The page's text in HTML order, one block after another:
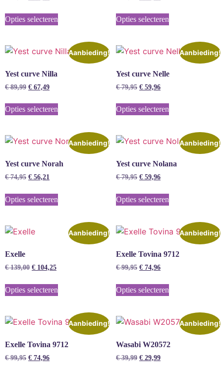
Opties selecteren Opties selecteren
Aanbieding!
Yest curve Nilla
€89,99 € 67,49
Opties selecteren
Aanbieding!
Yest curve Nelle
€79,95 € 59,96
Opties selecteren
Aanbieding!
Yest curve Norah
€74,95 € 56,21
Opties selecteren
Aanbieding!
Yest curve Nolana
€79,95 € 59,96
Opties selecteren
Aanbieding!
Exelle
€139,00 € 104,25
Opties selecteren
Aanbieding!
Exelle Tovina 9712
€99,95 € 74,96
Opties selecteren
Aanbieding!
Exelle Tovina 9712
€99,95 € 74,96
Aanbieding!
Wasabi W20572
€39,99 € 29,99